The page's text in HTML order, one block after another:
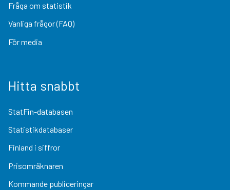
Fråga om statistik
Vanliga frågor (FAQ)
För media
Hitta snabbt
StatFin-databasen
Statistikdatabaser
Finland i siffror
Prisomräknaren
Kommande publiceringar